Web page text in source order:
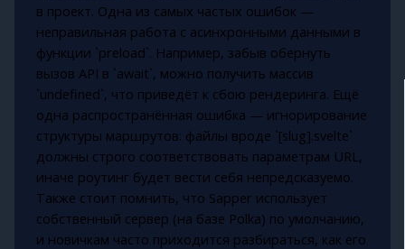
в проект. Одна из самых частых ошибок —
неправильная работа с асинхронными данными в
функции `preload`. Например, забыв обернуть
вызов API в `await`, можно получить массив
`undefined`, что приведёт к сбою рендеринга. Ещё
одна распространённая ошибка — игнорирование
структуры маршрутов: файлы вроде `[slug].svelte`
должны строго соответствовать параметрам URL,
иначе роутинг будет вести себя непредсказуемо.
Также стоит помнить, что Sapper использует
собственный сервер (на базе Polka) по умолчанию,
и новичкам часто приходится разбираться, как его